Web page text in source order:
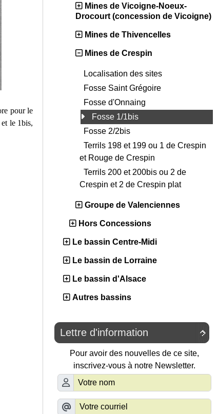
pour le
le 1bis,
Mines de Vicoigne-Noeux-
Drocourt (concession de Vicoigne)
Mines de Thivencelles
Mines de Crespin
Localisation des sites
Fosse Saint Grégoire
Fosse d'Onnaing
Fosse 1/1bis
Fosse 2/2bis
Terrils 198 et 199 ou 1 de Crespin
et Rouge de Crespin
Terrils 200 et 200bis ou 2 de
Crespin et 2 de Crespin plat
Groupe de Valenciennes
Hors Concessions
Le bassin Centre-Midi
Le bassin de Lorraine
Le bassin d'Alsace
Autres bassins

Lettre d'information
Pour avoir des nouvelles de ce site,
inscrivez-vous à notre Newsletter.